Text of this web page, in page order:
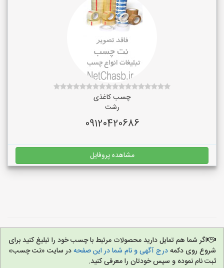
چسب کاغذی
رشت
09120420686
مشاهده پروفایل
اگر شما هم تمایل دارید محصولات مرتبط با چسب خود را تبلیغ کنید برای
شروع روی دکمهدرج آگهی و نام شما در این صفحهدر سایت «نت چسب»
ثبت نام نموده و سپس خودتان را معرفی کنید.